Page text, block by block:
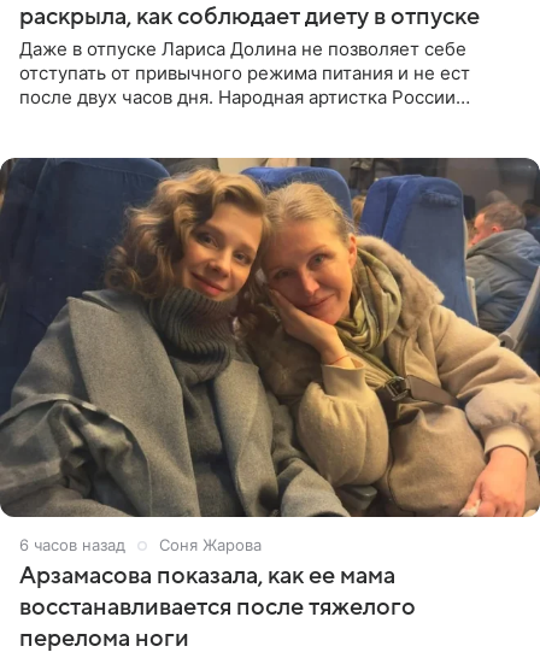
раскрыла, как соблюдает диету в отпуске
Даже в отпуске Лариса Долина не позволяет себе
отступать от привычного режима питания и не ест
после двух часов дня. Народная артистка России
6 часов назад Соня Жарова
Арзамасова показала, как ее мама
восстанавливается после тяжелого
перелома ноги